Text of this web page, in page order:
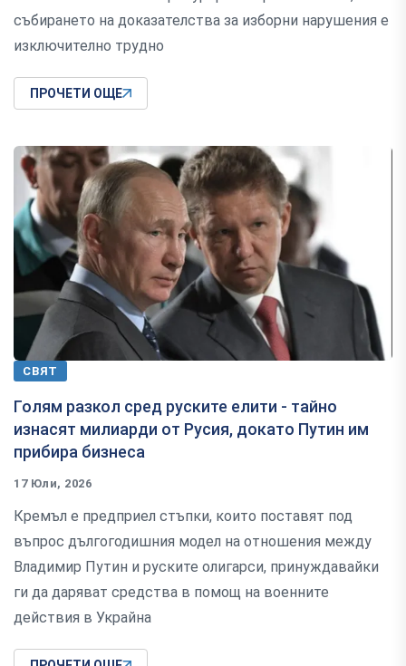
събирането на доказателства за изборни нарушения е
изключително трудно
ПРОЧЕТИ ОЩЕ
СВЯТ
Голям разкол сред руските елити - тайно
изнасят милиарди от Русия, докато Путин им
прибира бизнеса
17 Юли, 2026
Кремъл е предприел стъпки, които поставят под
въпрос дългогодишния модел на отношения между
Владимир Путин и руските олигарси, принуждавайки
ги да даряват средства в помощ на военните
действия в Украйна